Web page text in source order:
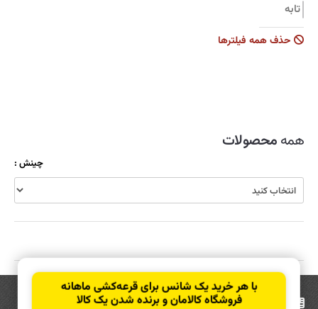
تابه
جاروبرقی
ظروف نگهدارنده
قابلمه
قاشق و چنگال
کولر
کتری و قوری
کیک پز
حذف همه فیلترها
همهمحصولات
چینش :
عضویت در خبرنامه
با هر خرید یک شانس برای قرعه‌کشی ماهانه
فروشگاه کالامان و برنده شدن یک کالا